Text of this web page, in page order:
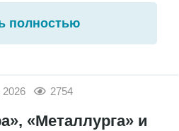
полностью
2754
«Металлурга» и